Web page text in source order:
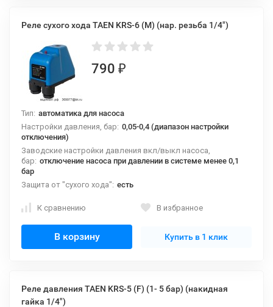
Реле сухого хода TAEN KRS-6 (M) (нар. резьба 1/4")
790 ₽
Тип: автоматика для насоса
Настройки давления, бар: 0,05-0,4 (диапазон настройки
отключения)
Заводские настройки давления вкл/выкл насоса,
бар: отключение насоса при давлении в системе менее 0,1
бар
Защита от "сухого хода": есть
К сравнению В избранное
В корзину Купить в 1 клик
Реле давления TAEN KRS-5 (F) (1- 5 бар) (накидная
гайка 1/4")